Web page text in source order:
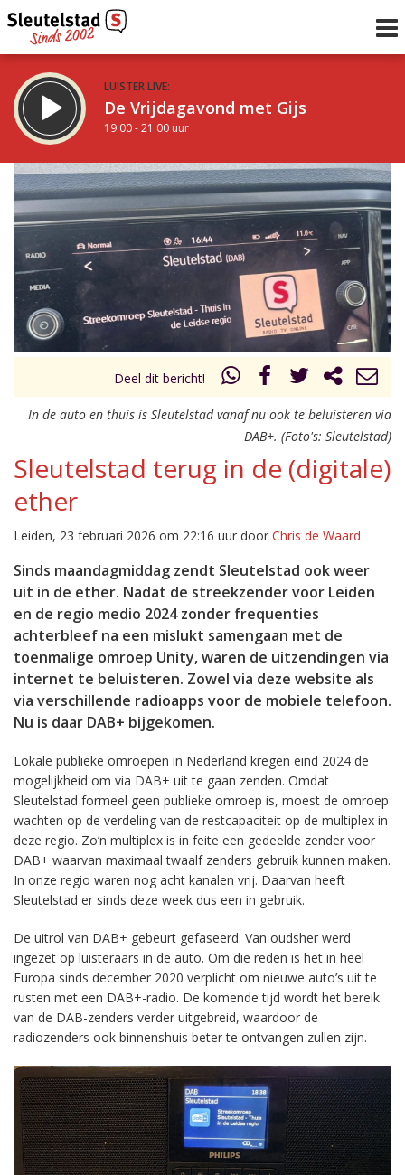
LUISTER LIVE:
De Vrijdagavond met Gijs
19.00 - 21.00 uur
STRAKS:
De avond van Sleutelstad
21.00 - 0.00 uur
Vorig uur
uur 1 van 0 Volgend uur
Deel dit bericht!
In de auto en thuis is Sleutelstad vanaf nu ook te beluisteren via
DAB+. (Foto's: Sleutelstad)
Sleutelstad terug in de (digitale)
ether
Leiden, 23 februari 2026 om 22:16 uur door Chris de Waard
Sinds maandagmiddag zendt Sleutelstad ook weer
uit in de ether. Nadat de streekzender voor Leiden
en de regio medio 2024 zonder frequenties
achterbleef na een mislukt samengaan met de
toenmalige omroep Unity, waren de uitzendingen via
internet te beluisteren. Zowel via deze website als
via verschillende radioapps voor de mobiele telefoon.
Nu is daar DAB+ bijgekomen.
Lokale publieke omroepen in Nederland kregen eind 2024 de
mogelijkheid om via DAB+ uit te gaan zenden. Omdat
Sleutelstad formeel geen publieke omroep is, moest de omroep
wachten op de verdeling van de restcapaciteit op de multiplex in
deze regio. Zo’n multiplex is in feite een gedeelde zender voor
DAB+ waarvan maximaal twaalf zenders gebruik kunnen maken.
In onze regio waren nog acht kanalen vrij. Daarvan heeft
Sleutelstad er sinds deze week dus een in gebruik.
De uitrol van DAB+ gebeurt gefaseerd. Van oudsher werd
ingezet op luisteraars in de auto. Om die reden is het in heel
Europa sinds december 2020 verplicht om nieuwe auto’s uit te
rusten met een DAB+-radio. De komende tijd wordt het bereik
van de DAB-zenders verder uitgebreid, waardoor de
radiozenders ook binnenshuis beter te ontvangen zullen zijn.